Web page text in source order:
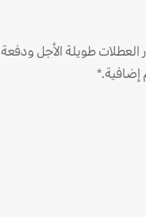
العطلات طويلة الأجل ودفعة